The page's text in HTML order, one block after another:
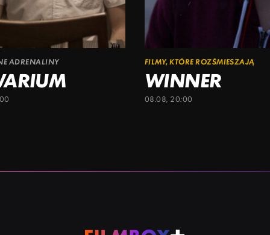
ADRENALINY FILMY, KTÓRE ROZŚMIESZAJĄ
WINNER
08.08, 20:00